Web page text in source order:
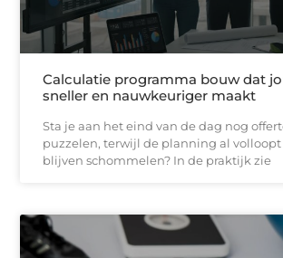
Calculatie programma bouw dat
sneller en nauwkeuriger maakt
Sta je aan het eind van de dag nog
puzzelen, terwijl de planning al
blijven schommelen? In de praktijk zie